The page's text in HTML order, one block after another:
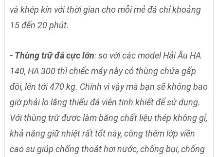
và khép kín với thời gian cho mỗi mẻ đá chỉ khoảng
15 đến 20 phút.
- Thùng trữ đá cực lớn: so với các model Hải Âu HA
140, HA 300 thì chiếc máy này có thùng chứa gấp
đôi, lên tới 470 kg. Chính vì vậy mà bạn sẽ không bao
giờ phải lo lắng thiếu đá viên tinh khiết để sử dụng.
Với thùng trữ được làm bằng chất liệu thép không gỉ,
khả năng giữ nhiệt rất tốt này, công thêm lớp viền
cao su giúp chống thoát hơi nước, chống bụi, chống